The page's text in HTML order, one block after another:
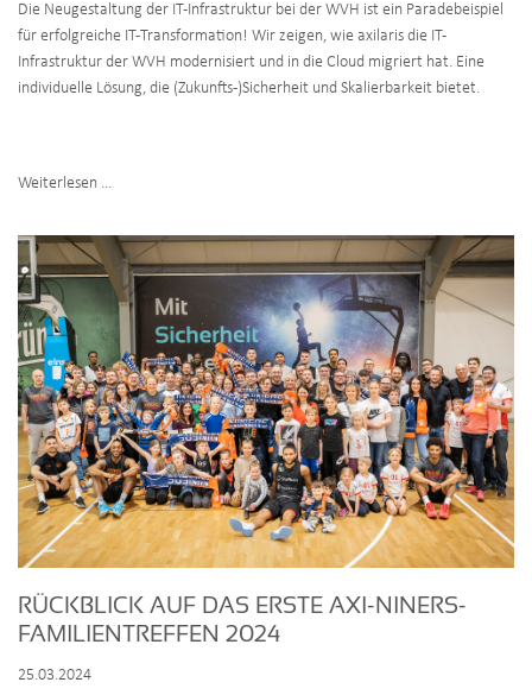
Die Neugestaltung der IT-Infrastruktur bei der WVH ist ein Paradebeispiel
für erfolgreiche IT-Transformation! Wir zeigen, wie axilaris die IT-
Infrastruktur der WVH modernisiert und in die Cloud migriert hat. Eine
individuelle Lösung, die (Zukunfts-)Sicherheit und Skalierbarkeit bietet.
Weiterlesen …
IT-
Infrastruktur
für
WVH
RÜCKBLICK AUF DAS ERSTE AXI-NINERS-
FAMILIENTREFFEN 2024
25.03.2024